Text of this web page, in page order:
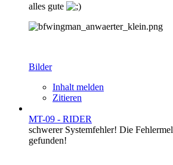
alles gute
Bilder
Inhalt melden
Zitieren
MT-09 - RIDER
schwerer Systemfehler! Die
gefunden!